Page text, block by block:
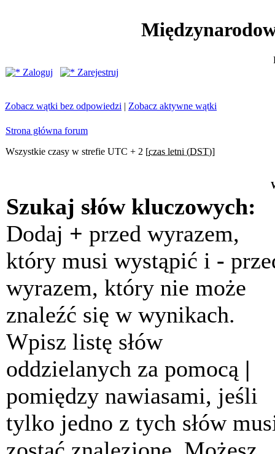
Zaloguj
Zarejestruj
Zobacz wątki bez odpowiedzi | Zobacz aktywne wątki
Strona główna forum
Wszystkie czasy w strefie UTC + 2 [czas letni (DST)]
Szukaj słów kluczowych:
Dodaj + przed wyrazem,
który musi wystąpić i -
wyrazem, który nie może
znaleźć się w wynikach.
Wpisz listę słów
oddzielanych za pomocą |
pomiędzy nawiasami, jeśli
tylko jedno z tych słów